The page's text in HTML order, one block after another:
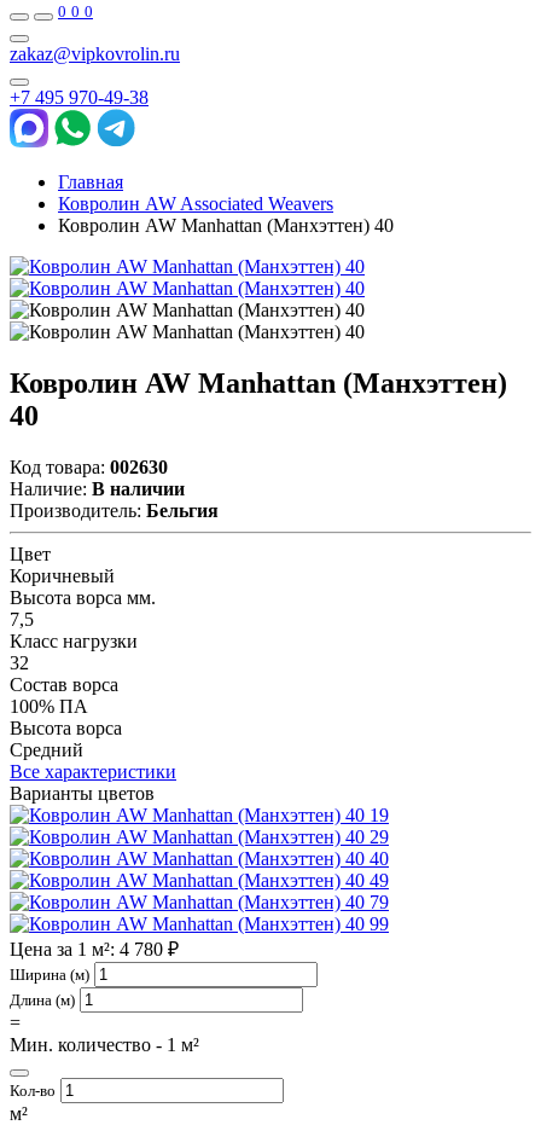
0 0 0
zakaz@vipkovrolin.ru
+7 495 970-49-38
Главная
Ковролин AW Associated Weavers
Ковролин AW Manhattan (Манхэттен) 40
Ковролин AW Manhattan (Манхэттен)
40
Код товара: 002630
Наличие: В наличии
Производитель: Бельгия
Цвет
Коричневый
Высота ворса мм.
7,5
Класс нагрузки
32
Состав ворса
100% ПА
Высота ворса
Средний
Все характеристики
Варианты цветов
19
29
40
49
79
99
Цена за 1 м²: 4 780 ₽
Ширина (м)
Длина (м)
=
Мин. количество - 1 м²
Кол-во
м²